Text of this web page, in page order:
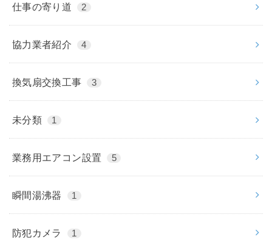
仕事の寄り道 2
協力業者紹介 4
換気扇交換工事 3
未分類 1
業務用エアコン設置 5
瞬間湯沸器 1
防犯カメラ 1